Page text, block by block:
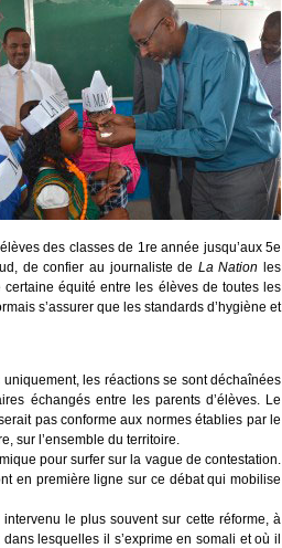
des classes de 1re année jusqu’aux 5e
de confier au journaliste de La Nation
les
équité entre les élèves de toutes les
s’assurer que les standards d’hygiène et
les réactions se sont déchaînées
échangés entre les parents d’élèves. Le
pas conforme aux normes établies par le
sur l’ensemble du territoire.
pour surfer sur la vague de contestation.
en première ligne sur ce débat qui mobilise
le plus souvent sur cette réforme, à
lesquelles il s’exprime en somali et où il